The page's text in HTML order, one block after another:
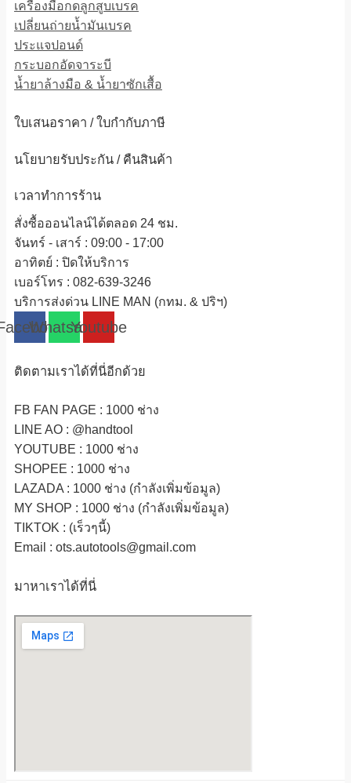
เครื่องมือกดลูกสูบเบรค
เปลี่ยนถ่ายน้ำมันเบรค
ประแจปอนด์
กระบอกอัดจาระบี
น้ำยาล้างมือ & น้ำยาซักเสื้อ
ใบเสนอราคา / ใบกำกับภาษี
นโยบายรับประกัน / คืนสินค้า
เวลาทำการร้าน
สั่งซื้อออนไลน์ได้ตลอด 24 ชม.
จันทร์ - เสาร์ : 09:00 - 17:00
อาทิตย์ : ปิดให้บริการ
เบอร์โทร : 082-639-3246
บริการส่งด่วน LINE MAN (กทม. & ปริฯ)
WhatsappYoutube
ติดตามเราได้ที่นี่อีกด้วย
FB FAN PAGE : 1000 ช่าง
LINE AO : @handtool
YOUTUBE : 1000 ช่าง
SHOPEE : 1000 ช่าง
LAZADA : 1000 ช่าง (กำลังเพิ่มข้อมูล)
MY SHOP : 1000 ช่าง (กำลังเพิ่มข้อมูล)
TIKTOK : (เร็วๆนี้)
Email : ots.autotools@gmail.com
มาหาเราได้ที่นี่